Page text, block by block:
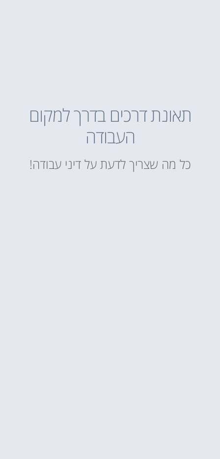
תאונת דרכים בדרך למקום
העבודה
כל מה שצריך לדעת על דיני עבודה!